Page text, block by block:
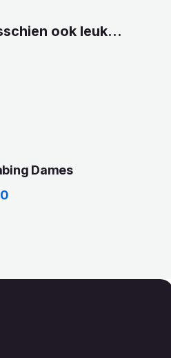
ook leuk...
Dames
prijs was: €499,00.